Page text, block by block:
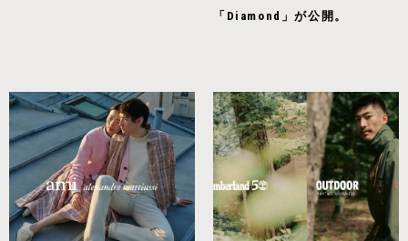
「Diamond」が公開。